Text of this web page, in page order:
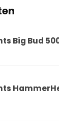
Big Bud